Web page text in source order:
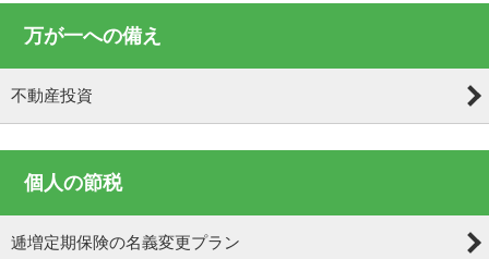
万が一への備え
不動産投資
個人の節税
逓増定期保険の名義変更プラン